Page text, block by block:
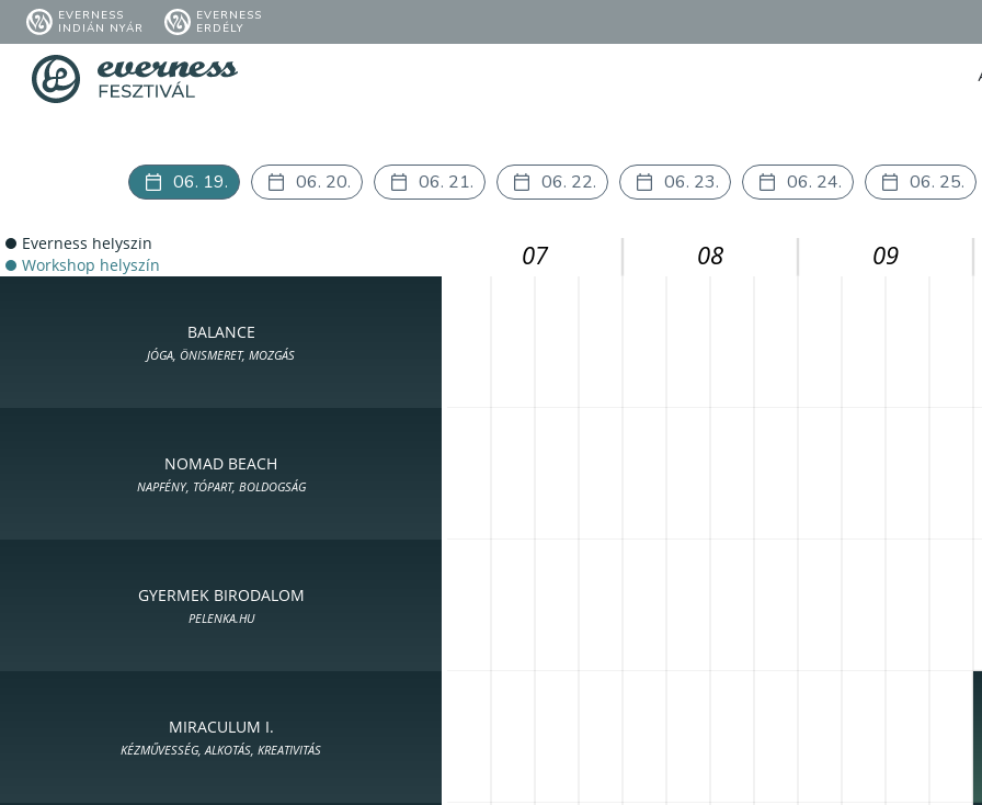
EVERNESS
INDIÁN NYÁR
EVERNESS
ERDÉLY
06. 19. 06. 20. 06. 21. 06. 22. 06. 23. 06. 24. 06. 25.
Everness helyszín
Workshop helyszín
BALANCE
JÓGA, ÖNISMERET, MOZGÁS
NOMAD BEACH
NAPFÉNY, TÓPART, BOLDOGSÁG
GYERMEK BIRODALOM
PELENKA.HU
MIRACULUM I.
KÉZMŰVESSÉG, ALKOTÁS, KREATIVITÁS
07 08 09